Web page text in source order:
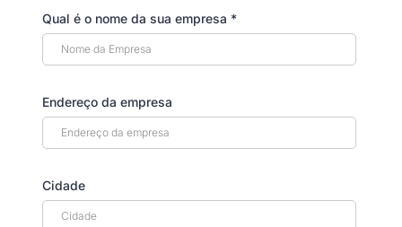
Qual é o nome da sua empresa *
Endereço da empresa
Cidade